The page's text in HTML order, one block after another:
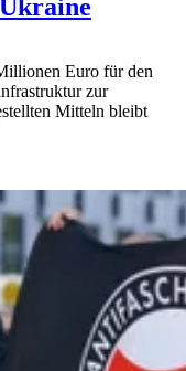
Euro für den
zur
Mitteln bleibt